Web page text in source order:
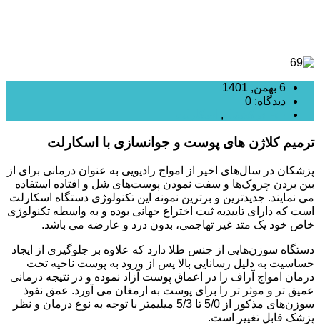
6 بهمن, 1401
دیدگاه: 0
,
ترمیم کلاژن های پوست و جوانسازی با اسکارلت
پزشکان در سال‌های اخیر از امواج رادیویی به عنوان درمانی برای از
بین بردن چروک‌ها و سفت نمودن پوست‌های شل و افتاده استفاده
می نمایند. جدیدترین و برترین نمونه این تکنولوژی دستگاه اسکارلت
است که دارای تاییدیه ثبت اختراع جهانی بوده و به واسطه تکنولوژی
خاص خود یک متد غیر تهاجمی، بدون درد و عارضه می باشد.
دستگاه سوزن‌هایی از جنس طلا دارد که علاوه بر جلوگیری از ایجاد
حساسیت به دلیل رسانایی بالا پس از ورود به پوست ناحیه تحت
درمان امواج آراف را در اعماق پوست آزاد نموده و در نتیجه درمانی
عمیق تر و موثر تر را برای پوست به ارمغان می آورد. عمق نفوذ
سوزن‌های مذکور از 5/0 تا 5/3 میلیمتر با توجه به نوع درمان و نظر
پزشک قابل تغییر است.